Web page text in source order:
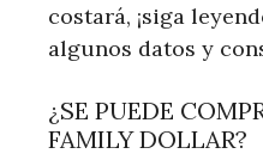
costará, ¡siga
algunos datos y
¿SE PUEDE
FAMILY DOLLAR?